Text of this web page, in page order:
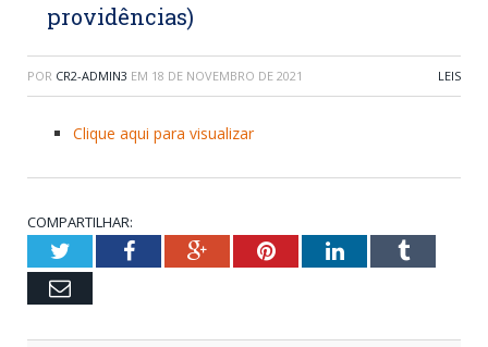
providências)
POR CR2-ADMIN3 EM 18 DE NOVEMBRO DE 2021 LEIS
Clique aqui para visualizar
COMPARTILHAR:
TwitterFacebookGoogle+PinterestLinkedInTumblr
Email